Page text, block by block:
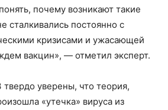
почему возникают такие
сталкивались постоянно с
кризисами и ужасающей
вакцин», — отметил эксперт.
уверены, что теория,
«утечка» вируса из